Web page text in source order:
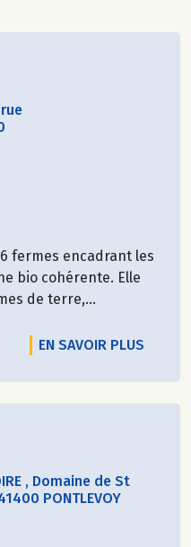
fermes encadrant les
bio cohérente. Elle
de terre,...
EN SAVOIR PLUS
, Domaine de St
PONTLEVOY